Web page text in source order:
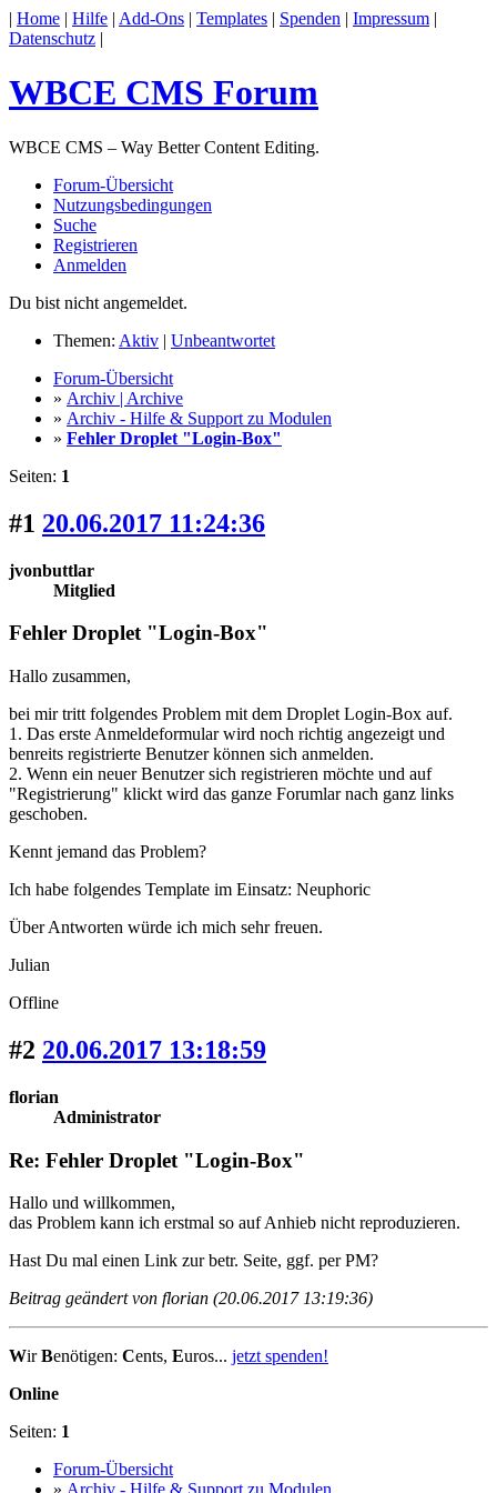
| Home | Hilfe | Add-Ons | Templates | Spenden | Impressum |
Datenschutz |
WBCE CMS Forum
WBCE CMS – Way Better Content Editing.
Forum-Übersicht
Nutzungsbedingungen
Suche
Registrieren
Anmelden
Du bist nicht angemeldet.
Themen: Aktiv | Unbeantwortet
Forum-Übersicht
» Archiv | Archive
» Archiv - Hilfe & Support zu Modulen
» Fehler Droplet "Login-Box"
Seiten: 1
#1 20.06.2017 11:24:36
jvonbuttlar
Mitglied
Fehler Droplet "Login-Box"
Hallo zusammen,
bei mir tritt folgendes Problem mit dem Droplet Login-Box auf.
1. Das erste Anmeldeformular wird noch richtig angezeigt und
benreits registrierte Benutzer können sich anmelden.
2. Wenn ein neuer Benutzer sich registrieren möchte und auf
"Registrierung" klickt wird das ganze Forumlar nach ganz links
geschoben.
Kennt jemand das Problem?
Ich habe folgendes Template im Einsatz: Neuphoric
Über Antworten würde ich mich sehr freuen.
Julian
Offline
#2 20.06.2017 13:18:59
florian
Administrator
Re: Fehler Droplet "Login-Box"
Hallo und willkommen,
das Problem kann ich erstmal so auf Anhieb nicht reproduzieren.
Hast Du mal einen Link zur betr. Seite, ggf. per PM?
Beitrag geändert von florian (20.06.2017 13:19:36)
WirBenötigen: Cents, Euros... jetzt spenden!
Online
Seiten: 1
Forum-Übersicht